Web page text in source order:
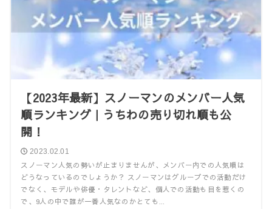
【2023年最新】スノーマンのメンバー人気
順ランキング｜うちわの売り切れ順も公
開！
2023.02.01
スノーマン人気の勢いが止まりませんが、メンバー内での人気順は
どうなっているのでしょうか？ スノーマンはグループでの活動だけ
でなく、モデルや俳優・タレントなど、個人での活動も目を惹くの
で、9人の中で誰が一番人気なのかとても...